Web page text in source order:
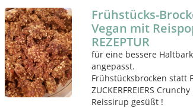
Frühstücks-
Vegan mit
REZEPTUR
für eine bessere
angepasst.
Frühstücksbrocken statt
ZUCKERFREIERS
Reissirup gesüßt !